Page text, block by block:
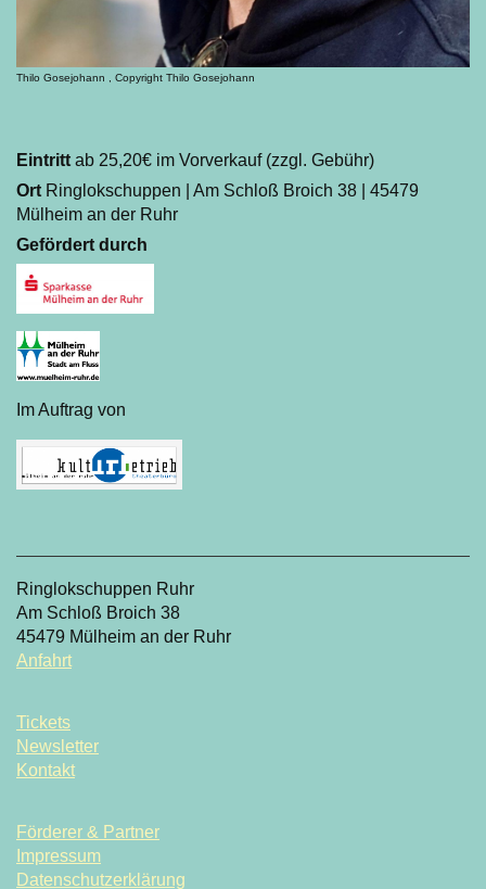
Thilo Gosejohann , Copyright Thilo Gosejohann
Eintritt ab 25,20€ im Vorverkauf (zzgl. Gebühr)
Ort Ringlokschuppen | Am Schloß Broich 38 | 45479
Mülheim an der Ruhr
Gefördert durch
Im Auftrag von
Ringlokschuppen Ruhr
Am Schloß Broich 38
45479 Mülheim an der Ruhr
Anfahrt
Tickets
Newsletter
Kontakt
Förderer & Partner
Impressum
Datenschutzerklärung